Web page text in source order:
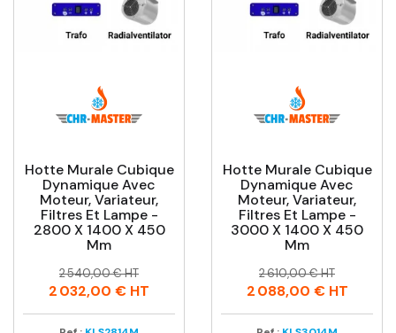
Hotte Murale Cubique
Dynamique Avec
Moteur, Variateur,
Filtres Et Lampe -
2800 X 1400 X 450
Mm
Prix
Prix
habituel
2 540,00 € HT
2 032,00 € HT
Hotte Murale Cubique
Dynamique Avec
Moteur, Variateur,
Filtres Et Lampe -
3000 X 1400 X 450
Mm
Prix
Prix
habituel
2 610,00 € HT
2 088,00 €HT